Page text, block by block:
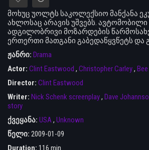
მოხუც უოლტს საკოლექსიო მანქანა
ახლოსაც არავის უშვებს. ავტომობილი
ადგილობრივი მოზარდების
ერთერთი მათგანი გაბედაწყვწეტს და
ჟანრი: Drama
Actor: Clint Eastwood , Christopher Carley,
Director: Clint Eastwood
Writer: Nick Schenk screenplay, Dave
story
ქვეყანა: USA , Unknown
წელი: 2009-01-09
Duration: 116 min